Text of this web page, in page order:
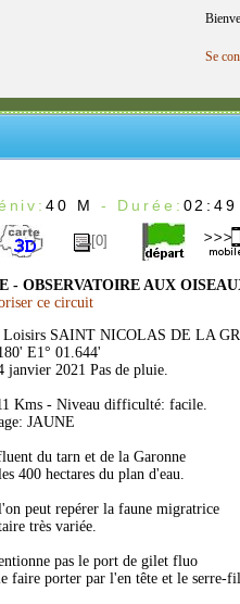
Se
40 M - Durée:
[0]
- OBSERVATOIRE AUX
ce circuit
Loisirs SAINT NICOLAS DE LA
E1° 01.644'
janvier 2021 Pas de pluie.
Kms - Niveau difficulté: facile.
JAUNE
du tarn et de la Garonne
400 hectares du plan d'eau.
peut repérer la faune migratrice
très variée.
pas le port de gilet fluo
faire porter par l'en tête et le serre-